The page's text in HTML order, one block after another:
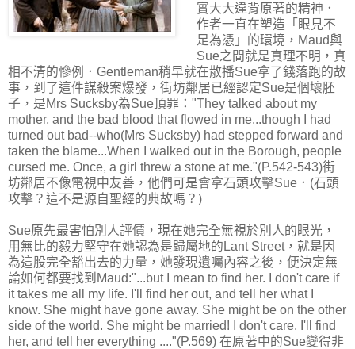
實大大違背原著的精神．
作者一直在塑造「眼見不
足為憑」的環境，Maud與
Sue之間就是真理不明，真
相不清的慘例．Gentleman稍早就在散播Sue拿了錢落跑的故
事，到了這件謀殺案爆發，街坊鄰居已經認定Sue是個壞胚
子，是Mrs Sucksby為Sue頂罪："They talked about my
mother, and the bad blood that flowed in me...though I had
turned out bad--who(Mrs Sucksby) had stepped forward and
taken the blame...When I walked out in the Borough, people
cursed me. Once, a girl threw a stone at me."(P.542-543)街
坊鄰居不像電視中友善，他們可是會拿石頭攻擊Sue．(石頭
攻擊？這不是源自聖經的典故嗎？)
Sue原先最害怕別人評價，現在她完全無視於別人的眼光，
用無比的毅力堅守在她認為是歸屬地的Lant Street，就是因
為這股完全豁出去的力量，她發現遺囑內容之後，便決定無
論如何都要找到Maud:"...but I mean to find her. I don't care if
it takes me all my life. I'll find her out, and tell her what I
know. She might have gone away. She might be on the other
side of the world. She might be married! I don't care. I'll find
her, and tell her everything ...."(P.569) 在原著中的Sue變得非